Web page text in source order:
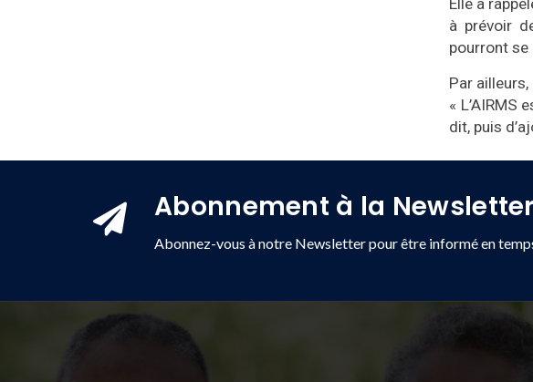
Elle a
à prévoir
pourront se
Par
« L’AIRMS
dit, puis
Abonnement à la Newsletter
Abonnez-vous à notre Newsletter pour être informé en